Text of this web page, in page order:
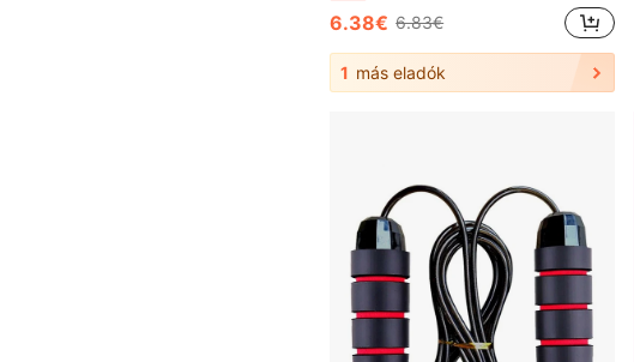
6.38€ 6.83€
1 más eladók